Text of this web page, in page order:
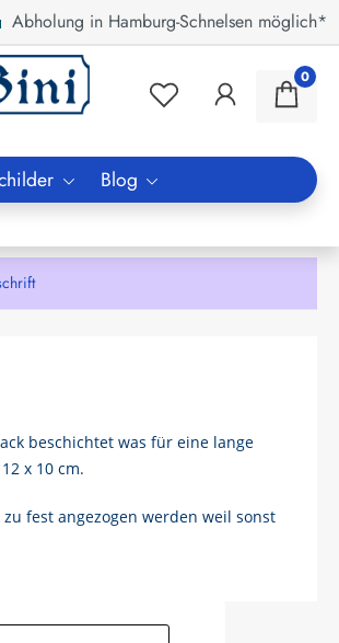
Abholung in Hamburg-Schnelsen möglich*
0
Blog
beschichtet was für eine lange
x 10 cm.
fest angezogen werden weil sonst